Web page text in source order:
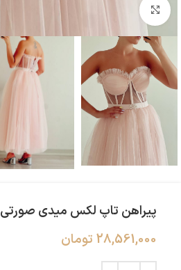
بزرگنمایی تصویر
پیراهن تاپ لکس میدی صورتی
28,561,000 تومان